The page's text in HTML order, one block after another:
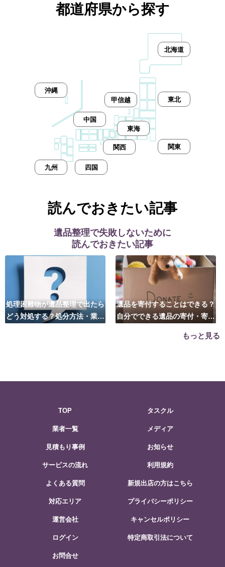
都道府県から探す
北海道
東北
甲信越
東海
関東
関西
中国
四国
九州
沖縄
読んでおきたい記事
遺品整理で失敗しないために
読んでおきたい記事
処理困難物が遺品整理で出たら
どう対処する？処分方法・業者
遺品を寄付することはできる？
自分でできる遺品の寄付・寄贈
もっと見る
TOP
業者一覧
見積もり事例
サービスの流れ
よくある質問
対応エリア
運営会社
ログイン
お問合せ
タスクル
メディア
お知らせ
利用規約
新規出店の方はこちら
プライバシーポリシー
キャンセルポリシー
特定商取引法について